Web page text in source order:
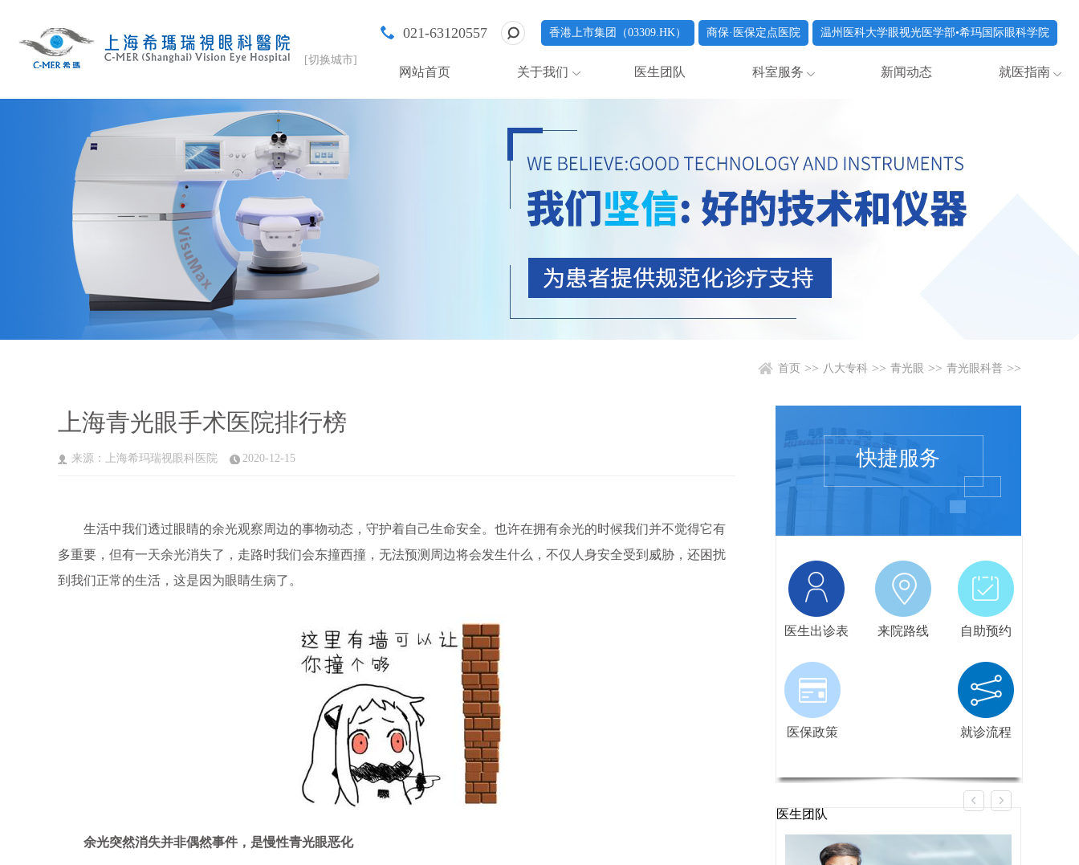
[切换城市]
021-63120557 香港上市集团（03309.HK） 商保·医保定点医院 温州医科大学眼视光医学部•希玛国际眼科学院
网站首页 关于我们 医生团队 科室服务 新闻动态 就医指南
首页 >> 八大专科 >> 青光眼 >> 青光眼科普 >>
上海青光眼手术医院排行榜
来源：上海希玛瑞视眼科医院 2020-12-15
生活中我们透过眼睛的余光观察周边的事物动态，守护着自己生命安全。也许在拥有余光的时候我们并不觉得它有
多重要，但有一天余光消失了，走路时我们会东撞西撞，无法预测周边将会发生什么，不仅人身安全受到威胁，还困扰
到我们正常的生活，这是因为眼睛生病了。
余光突然消失并非偶然事件，是慢性青光眼恶化
快捷服务
医生出诊表 来院路线 自助预约
医保政策 就诊流程
医生团队